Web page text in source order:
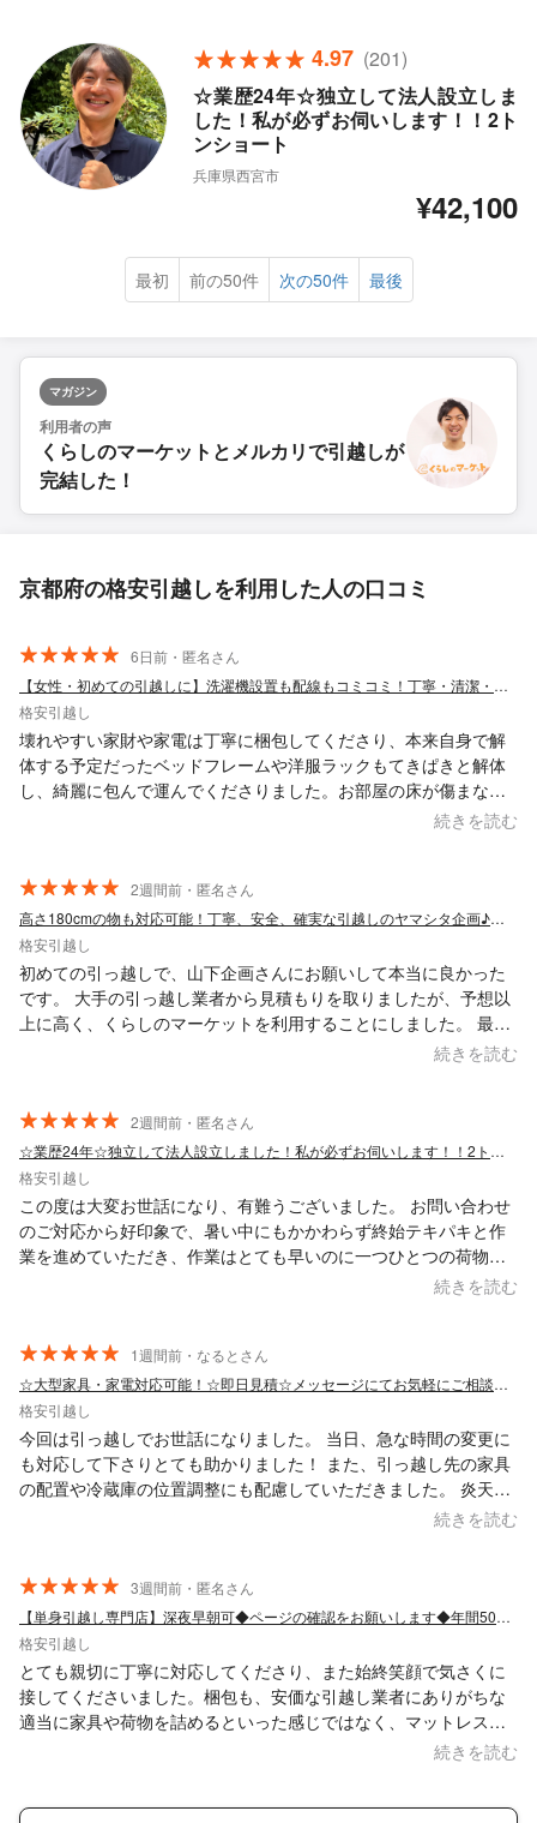
4.97 (201)
☆業歴24年☆独立して法人設立しま
した！私が必ずお伺いします！！2ト
ンショート
兵庫県西宮市
¥42,100
最初 前の50件 次の50件 最後
マガジン
利用者の声
くらしのマーケットとメルカリで引越しが
完結した！
京都府の格安引越しを利用した人の口コミ
6日前・匿名さん
【女性・初めての引越しに】洗濯機設置も配線もコミコミ！丁寧・清潔・安心のお引越し
格安引越し
壊れやすい家財や家電は丁寧に梱包してくださり、本来自身で解
体する予定だったベッドフレームや洋服ラックもてきぱきと解体
し、綺麗に包んで運んでくださりました。お部屋の床が傷まない
ように敷物などもしてくださり、あまりこういった引越し作業に
作業の質や丁寧なメッセージのやり取りからしても、このお値段
では安すぎるくらいだと思います。大手企業の見積もりもしてい
ましたが、こちらの方にお願いして良かったと思います。 本日は
大変お世話になりました、本当にありがとうございました。また
お引越しする機会があれば是非お願いいたします。
続きを読む
2週間前・匿名さん
高さ180cmの物も対応可能！丁寧、安全、確実な引越しのヤマシタ企画♪緊急対応可
格安引越し
初めての引っ越しで、山下企画さんにお願いして本当に良かった
です。 大手の引っ越し業者から見積もりを取りましたが、予想以
上に高く、くらしのマーケットを利用することにしました。 最初
運んでくださいました。 荷物の搬出に約1時間、搬入に約1時間、
合計2時間ほどで作業が終わりました。 とても暑い日の引っ越し
だったので申し訳ない気持ちもありましたが、終始笑顔で対応し
てくださり、本当に感謝しています。また機会があればぜひお願
いしたいです。
続きを読む
2週間前・匿名さん
☆業歴24年☆独立して法人設立しました！私が必ずお伺いします！！2トンショート
格安引越し
この度は大変お世話になり、有難うございました。 お問い合わせ
のご対応から好印象で、暑い中にもかかわらず終始テキパキと作
業を進めていただき、作業はとても早いのに一つひとつの荷物を
丁寧に扱ってくださり、安心してお任せすることができました。
の作業にもかかわらず、最後まで丁寧で誠実な対応をしていただ
き、とても感謝しています。 サービス内容、作業スピード、スタ
ッフの皆さんの人柄、どれをとっても大満足でした。 安心してお
すすめ出来ます。
続きを読む
1週間前・なるとさん
☆大型家具・家電対応可能！☆即日見積☆メッセージにてお気軽にご相談下さい！
格安引越し
今回は引っ越しでお世話になりました。 当日、急な時間の変更に
も対応して下さりとても助かりました！ また、引っ越し先の家具
の配置や冷蔵庫の位置調整にも配慮していただきました。 炎天下
の中、黙々と作業され短時間で終えることができてよかったで
(^^)
続きを読む
3週間前・匿名さん
【単身引越し専門店】深夜早朝可◆ページの確認をお願いします◆年間500件の実績◆
格安引越し
とても親切に丁寧に対応してくださり、また始終笑顔で気さくに
接してくださいました。梱包も、安価な引越し業者にありがちな
適当に家具や荷物を詰めるといった感じではなく、マットレスさ
えオプション料金なしできちんと梱包してくれるといったような
続きを読む